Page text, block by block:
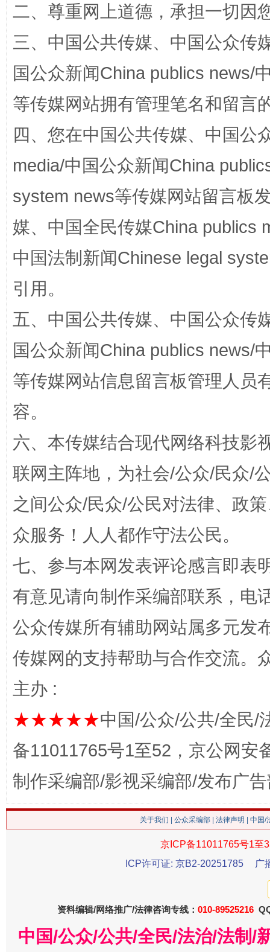
解纷+调解+退费，一次搞定
站台名比不上好声名
漫山遍野的桃花与雪山、麦地、白藏房 除
这是一记警钟！ 谢
二、尊重网上道德，承担一切因
三、中国公共传媒、中国公众传
国公众新闻China publics news/
等传媒网站拥有管理笔名和留言
四、您在中国公共传媒、中国公
media/中国公众新闻China
system news等传媒网站留言板
媒、中国全民传媒China publics
中国法制新闻Chinese legal
引用。
五、中国公共传媒、中国公众传
国公众新闻China publics news/
等传媒网站信息留言板管理人员
容。
六、本传媒结合现代网络科技影
联网主阵地，为社会/公众/民众/
之间公众/民众/公民对法律、政
众服务！人人都作守法公民。
七、参与本网发表评论感言即表
有意见请向制作采编部联系，电
公众传媒所有辅助网站属多元发
传媒网的支持帮助与合作交流。
主办 :
★★★★★中国/公众/公共/全民/
备11011765号1至52，京公网安
制作采编部/影视采编部/发布广
关于我们 公众采编部 法律声明 | 中国
京ICP备11011765号1至
ICP许可证: 京B2-20251785
广
资料编辑/网络推广/法律咨询专线： 010-89525216
中国/公众/公共/全民/法治/法制/